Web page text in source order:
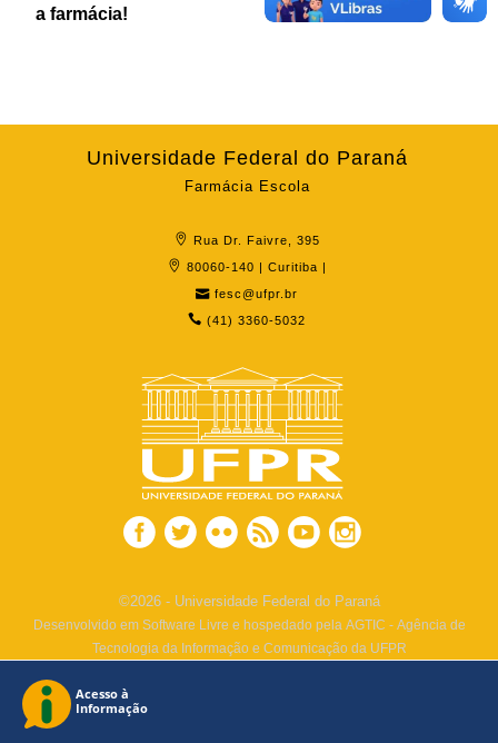
a farmácia!
Universidade Federal do Paraná
Farmácia Escola
Rua Dr. Faivre, 395
80060-140 | Curitiba |
fesc@ufpr.br
(41) 3360-5032
©2026 - Universidade Federal do Paraná
Desenvolvido em Software Livre e hospedado pela AGTIC - Agência de
Tecnologia da Informação e Comunicação da UFPR